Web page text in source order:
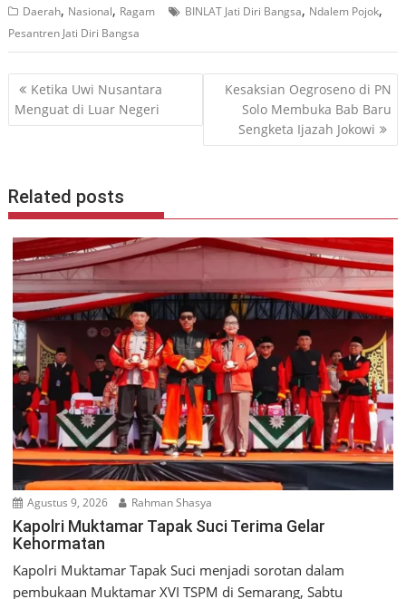
Daerah, Nasional, Ragam BINLAT Jati Diri Bangsa, Ndalem Pojok,
Pesantren Jati Diri Bangsa
Navigasi
pos
Ketika Uwi Nusantara
Menguat di Luar Negeri
Kesaksian Oegroseno di PN
Solo Membuka Bab Baru
Sengketa Ijazah Jokowi
Related posts
Agustus 9, 2026 Rahman Shasya
Kapolri Muktamar Tapak Suci Terima Gelar
Kehormatan
Kapolri Muktamar Tapak Suci menjadi sorotan dalam
pembukaan Muktamar XVI TSPM di Semarang, Sabtu